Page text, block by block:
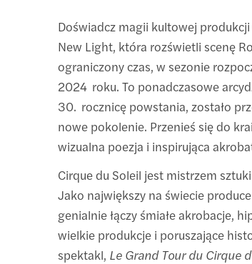
Doświadcz magii kultowej
New Light, która rozświetli scenę
ograniczony czas, w sezonie
2024 roku. To ponadczasowe
30. rocznicę powstania, zostało
nowe pokolenie. Przenieś się do
wizualna poezja i inspirująca
Cirque du Soleil jest mistrzem
Jako największy na świecie
genialnie łączy śmiałe akrobacje,
wielkie produkcje i poruszające
spektakl, Le Grand Tour du Cirque